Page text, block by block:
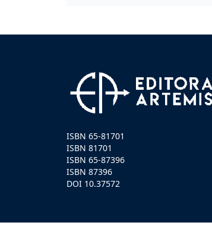
ISBN 65-81701
ISBN 81701
ISBN 65-87396
ISBN 87396
DOI 10.37572